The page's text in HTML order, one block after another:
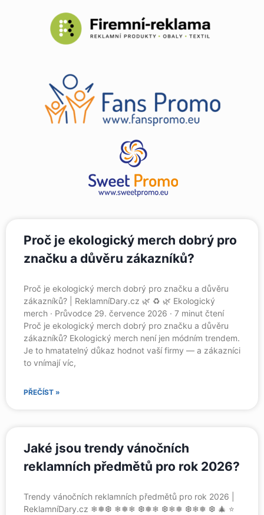
Proč je ekologický merch dobrý pro
značku a důvěru zákazníků?
Proč je ekologický merch dobrý pro značku a důvěru
zákazníků? | ReklamníDary.cz 🌿 ♻️ 🌿 Ekologický
merch · Průvodce 29. července 2026 · 7 minut čtení
Proč je ekologický merch dobrý pro značku a důvěru
zákazníků? Ekologický merch není jen módním trendem.
Je to hmatatelný důkaz hodnot vaší firmy — a zákazníci
to vnímají víc,
PŘEČÍST »
Jaké jsou trendy vánočních
reklamních předmětů pro rok 2026?
Trendy vánočních reklamních předmětů pro rok 2026 |
ReklamníDary.cz ❄❅❆ ❄❅❄ ❆❅❄ ❆❄❅ ❆❄❅ ❆ 🎄 ⭐